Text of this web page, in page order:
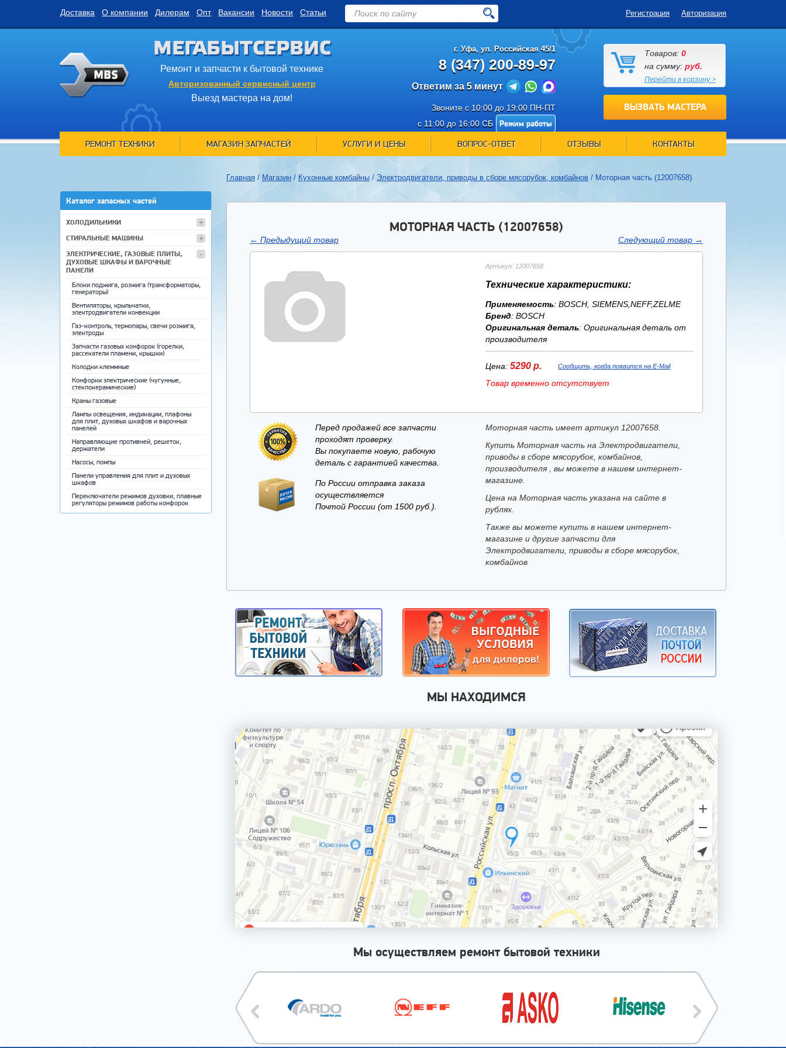
Доставка О компании Дилерам Опт Вакансии Новости Статьи Регистрация Авторизация
МЕГАБЫТСЕРВИС
Ремонт и запчасти к бытовой технике
Авторизованный сервисный центр
Выезд мастера на дом!
г. Уфа, ул. Российская 45/1
8 (347) 200-89-97
Ответим за 5 минут
Звоните с 10:00 до 19:00 ПН-ПТ
с 11:00 до 16:00 СБ
Режим работы
Товаров: 0
на сумму: руб.
Перейти в корзину >
ВЫЗВАТЬ МАСТЕРА
РЕМОНТ ТЕХНИКИ МАГАЗИН ЗАПЧАСТЕЙ УСЛУГИ И ЦЕНЫ ВОПРОС-ОТВЕТ ОТЗЫВЫ КОНТАКТЫ
Каталог запасных частей
ХОЛОДИЛЬНИКИ
СТИРАЛЬНЫЕ МАШИНЫ
ЭЛЕКТРИЧЕСКИЕ, ГАЗОВЫЕ ПЛИТЫ,
ДУХОВЫЕ ШКАФЫ И ВАРОЧНЫЕ
ПАНЕЛИ
Блоки поджига, розжига (трансформаторы,
генераторы)
Вентиляторы, крыльчатки,
электродвигатели конвекции
Газ-контроль, термопары, свечи розжига,
электроды
Запчасти газовых конфорок (горелки,
рассекатели пламени, крышки)
Колодки клеммные
Конфорки электрические (чугунные,
стеклокерамические)
Краны газовые
Лампы освещения, индикации, плафоны
для плит, духовых шкафов и варочных
панелей
Направляющие противней, решеток,
держатели
Насосы, помпы
Панели управления для плит и духовых
шкафов
Переключатели режимов духовки, плавные
регуляторы режимов работы конфорок
Главная / Магазин / Кухонные комбайны / Электродвигатели, приводы в сборе мясорубок, комбайнов / Моторная часть (12007658)
МОТОРНАЯ ЧАСТЬ (12007658)
← Предыдущий товар Следующий товар →
Артикул: 12007658
Технические характеристики:
Применяемость: BOSCH, SIEMENS,NEFF,ZELME
Бренд: BOSCH
Оригинальная деталь: Оригинальная деталь от
производителя
Цена: 5290 р. Сообщить, когда появится на E-Mail
Товар временно отсутствует
Перед продажей все запчасти
проходят проверку.
Вы покупаете новую, рабочую
деталь с гарантией качества.
По России отправка заказа
осуществляется
Почтой России (от 1500 руб.).
Моторная часть имеет артикул 12007658.
Купить Моторная часть на Электродвигатели,
приводы в сборе мясорубок, комбайнов,
производителя , вы можете в нашем интернет-
магазине.
Цена на Моторная часть указана на сайте в
рублях.
Также вы можете купить в нашем интернет-
магазине и другие запчасти для
Электродвигатели, приводы в сборе мясорубок,
комбайнов
МЫ НАХОДИМСЯ
Мы осуществляем ремонт бытовой техники